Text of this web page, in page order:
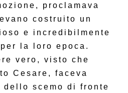
proclamava
costruito un
e incredibilmente
la loro epoca.
vero, visto che
Cesare, faceva
dello scemo di fronte